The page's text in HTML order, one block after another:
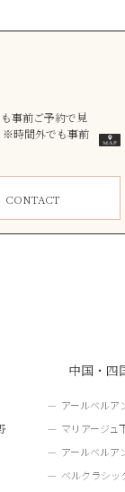
事前ご予約で見
時間外でも事前
CONTACT
中国・四
アールベルア
マリアージュ
アールベルア
ベルクラシッ